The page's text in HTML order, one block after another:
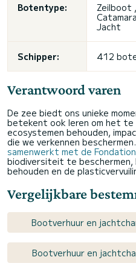
Botentype:
Zeilboot
Jacht
Schipper: 412
Verantwoord varen
De zee biedt ons unieke
betekent ook leren om het te
ecosystemen behouden,
die we verkennen
samenwerkt met de
biodiversiteit te
behouden en de
Vergelijkbare
Bootverhuur en
Bootverhuur en